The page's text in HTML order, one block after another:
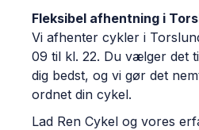
Fleksibel afhentning i
Vi afhenter cykler i
09 til kl. 22. Du vælger det
dig bedst, og vi gør det
ordnet din cykel.
Lad Ren Cykel og vores